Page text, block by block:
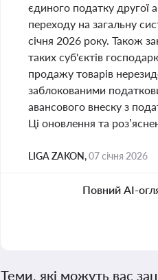
єдиного податку другої
переходу на загальну
січня 2026 року. Також
таких суб'єктів
продажу товарів
заблокованими
авансового внеску з
Ці оновлення та
LIGA ZAKON,07 січня 2026
Повний AI-
Теми, які можуть вас